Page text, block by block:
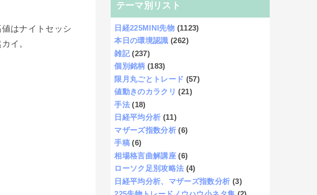
はナイトセッシ
イ。
テーマ別リスト
日経225MINI先物 (1123)
本日の環境認識 (262)
雑記 (237)
個別銘柄 (183)
限月丸ごとトレード (57)
値動きのカラクリ (21)
手法 (18)
日経平均分析 (11)
マザーズ指数分析 (6)
手稿 (6)
相場格言曲解講座 (6)
ローソク足別攻略法 (4)
日経平均分析、マザーズ指数分析 (3)